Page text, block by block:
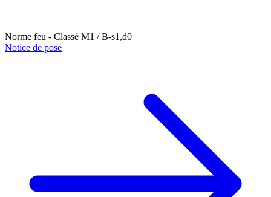
Norme feu - Classé M1 / B-s1,d0
Notice de pose